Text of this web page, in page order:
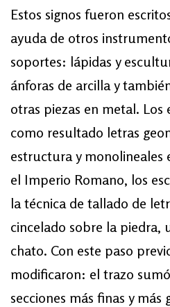
Estos signos fueron
ayuda de otros
soportes: lápidas y
ánforas de arcilla y
otras piezas en metal. Los
como resultado letras
estructura y monolineales
el Imperio Romano, los
la técnica de tallado de
cincelado sobre la piedra,
chato. Con este paso
modificaron: el trazo
secciones más finas y más